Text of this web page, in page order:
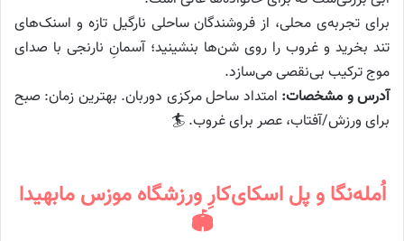
برای تجربه‌ی محلی، از فروشندگان ساحلی نارگیل تازه و اسنک‌های
تند بخرید و غروب را روی شن‌ها بنشینید؛ آسمانِ نارنجی با صدای
موج ترکیب بی‌نقصی می‌سازد.
آدرس و مشخصات: امتداد ساحل مرکزی دوربان. بهترین زمان: صبح
برای ورزش/آفتاب، عصر برای غروب. 🏄
اُمله‌نگا و پل اسکای‌کارِ ورزشگاه موزس مابهیدا
🏟️